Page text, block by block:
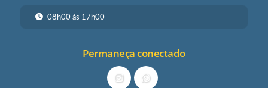
08h00 às 17h00
Permaneça conectado